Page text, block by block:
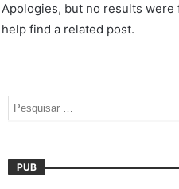
Apologies, but no results
help find a related post.
PUB